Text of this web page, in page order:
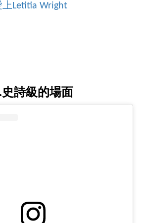
Letitia Wright
史詩級的場面